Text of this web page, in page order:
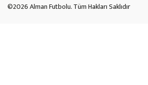
©2026 Alman Futbolu. Tüm Hakları Saklıdır